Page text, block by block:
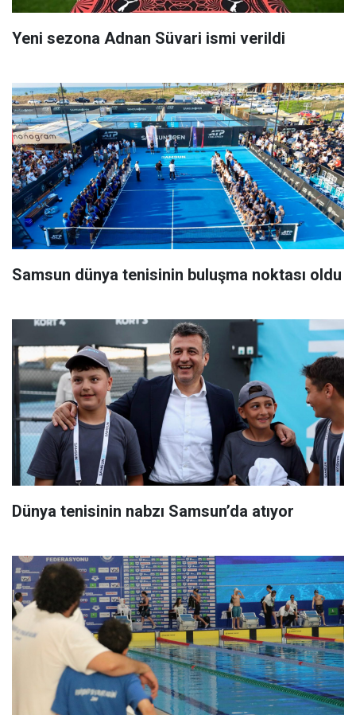
Yeni sezona Adnan Süvari ismi verildi
Samsun dünya tenisinin buluşma noktası oldu
Dünya tenisinin nabzı Samsun’da atıyor